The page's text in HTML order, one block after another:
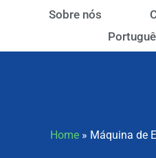
Sobre nós
Home » Máquina de